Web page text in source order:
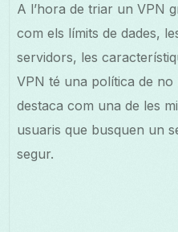
A l’hora de triar un VPN
com els límits de dades,
servidors, les
VPN té una política de no
destaca com una de les
usuaris que busquen un
segur.